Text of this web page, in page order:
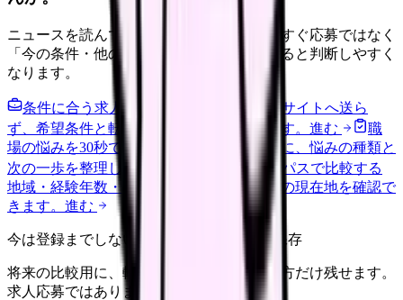
ニュースを読んで不安が強くなった時は、すぐ応募ではなく
「今の条件・他の選択肢・相談先」を分けると判断しやすく
なります。
条件に合う求人通知を受け取る
外部転職サイトへ送ら
ず、希望条件と転職時期を自社で預かります。 進む
職
場の悩みを30秒で診断
辞めるべきか迷う前に、悩みの種類と
次の一歩を整理します。
給料コンパスで比較する
地域・経験年数・施設形態から、今の給料の現在地を確認で
きます。 進む
今は登録までしない人向け: 希望条件だけ保存
将来の比較用に、転職時期と気になる働き方だけ残せます。
求人応募ではありません。